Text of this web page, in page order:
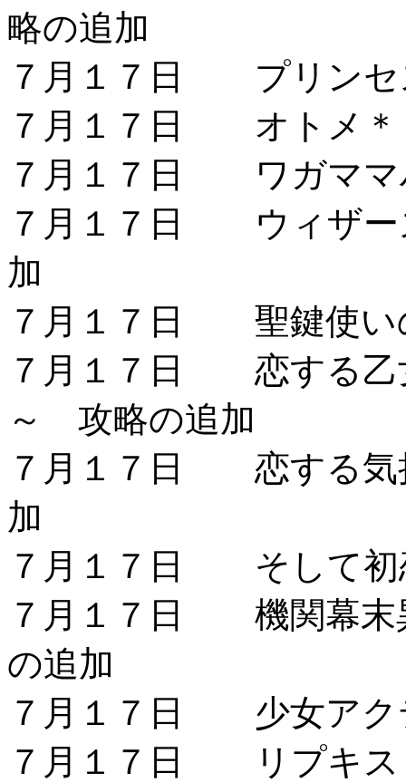
略の追加
７月１７日 プリンセ
７月１７日 オトメ＊
７月１７日 ワガママ
７月１７日 ウィザー
加
７月１７日 聖鍵使い
７月１７日 恋する乙
～ 攻略の追加
７月１７日 恋する気
加
７月１７日 そして初
７月１７日 機関幕末
の追加
７月１７日 少女アク
７月１７日 リプキ